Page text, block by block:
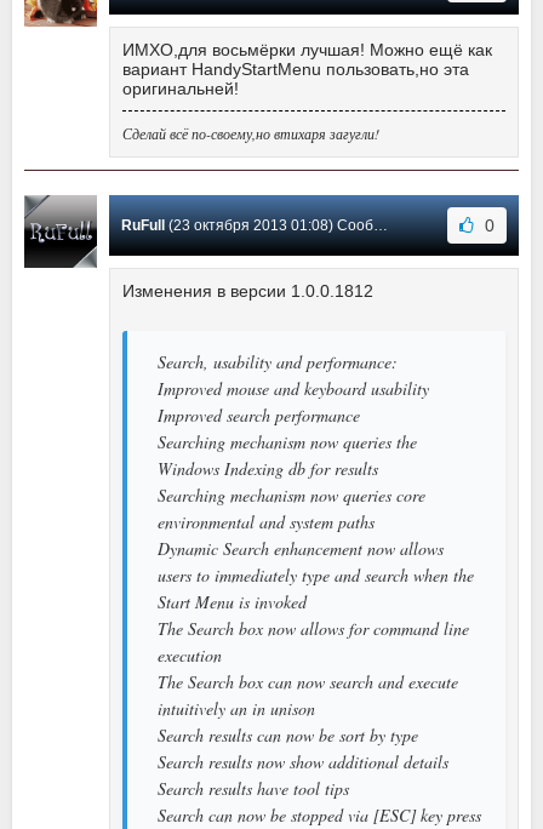
ИМХО,для восьмёрки лучшая! Можно ещё как
вариант HandyStartMenu пользовать,но эта
оригинальней!
Сделай всё по-своему,но втихаря загугли!
RuFull (23 октября 2013 01:08) Сообщение #9 0
Изменения в версии 1.0.0.1812
Search, usability and performance:
Improved mouse and keyboard usability
Improved search performance
Searching mechanism now queries the
Windows Indexing db for results
Searching mechanism now queries core
environmental and system paths
Dynamic Search enhancement now allows
users to immediately type and search when the
Start Menu is invoked
The Search box now allows for command line
execution
The Search box can now search and execute
intuitively an in unison
Search results can now be sort by type
Search results now show additional details
Search results have tool tips
Search can now be stopped via [ESC] key press